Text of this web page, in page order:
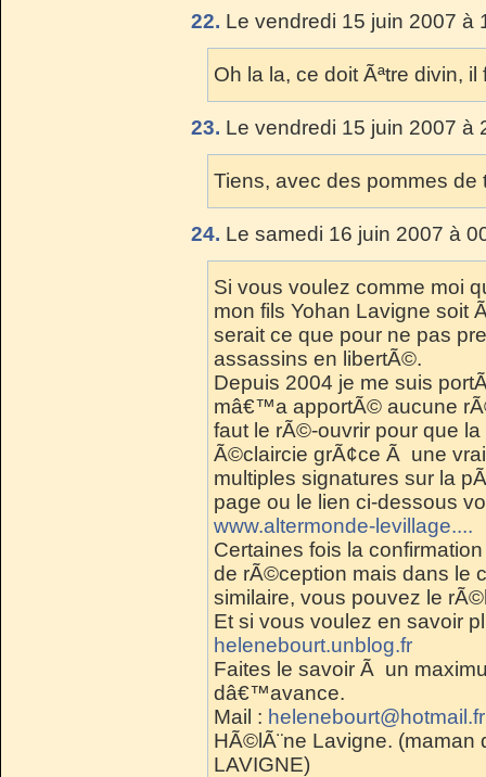
22. Le vendredi 15 juin 2007 à
Oh la la, ce doit Ãªtre divin,
23. Le vendredi 15 juin 2007 à
Tiens, avec des pommes
24. Le samedi 16 juin 2007 à
Si vous voulez comme moi
mon fils Yohan Lavigne soit
serait ce que pour ne pas
assassins en libertÃ©.
Depuis 2004 je me suis
mâ€™a apportÃ© aucune
faut le rÃ©-ouvrir pour que
Ã©claircie grÃ¢ce Ã une
multiples signatures sur la
page ou le lien ci-dessous
www.altermonde-levillage....
Certaines fois la
de rÃ©ception mais dans le
similaire, vous pouvez le
Et si vous voulez en savoir
helenebourt.unblog.fr
Faites le savoir Ã un
dâ€™avance.
Mail : helenebourt@hotmail.fr
HÃ©lÃ¨ne Lavigne.
LAVIGNE)